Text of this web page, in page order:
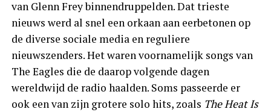
van Glenn Frey binnendruppelden. Dat trieste
nieuws werd al snel een orkaan aan eerbetonen op
de diverse sociale media en reguliere
nieuwszenders. Het waren voornamelijk songs van
The Eagles die de daarop volgende dagen
wereldwijd de radio haalden. Soms passeerde er
ook een van zijn grotere solo hits, zoals The Heat Is